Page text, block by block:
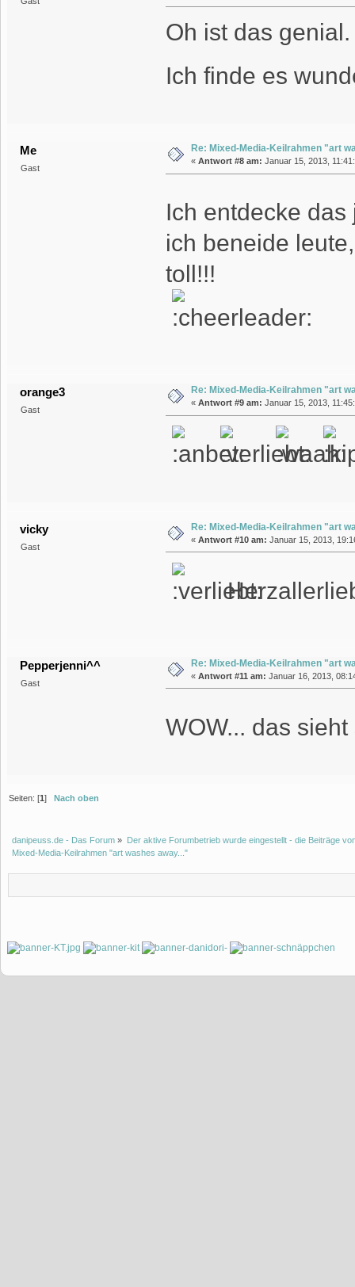
Oh ist das genial.
Ich finde es
Me
Gast
Re: Mixed-Media-Keilrahmen "art
« Antwort #8 am: Januar 15, 2013,
Ich entdecke
ich beneide
toll!!!
orange3
Gast
Re: Mixed-Media-Keilrahmen "art
« Antwort #9 am: Januar 15, 2013,
vicky
Gast
Re: Mixed-Media-Keilrahmen "art
« Antwort #10 am: Januar 15, 2013,
Pepperjenni^^
Gast
Re: Mixed-Media-Keilrahmen "art
« Antwort #11 am: Januar 16, 2013,
WOW... das
Seiten: [1]Nach oben
danipeuss.de - Das Forum »
Der aktive Forumbetrieb wurde eingestellt - die Beiträge
Mixed-Media-Keilrahmen "art washes away..."